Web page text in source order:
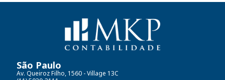
São Paulo
Av. Queiroz Filho, 1560 - Village 13C